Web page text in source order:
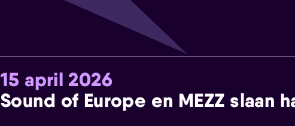
15 april 2026
Sound of Europe en MEZZ slaan